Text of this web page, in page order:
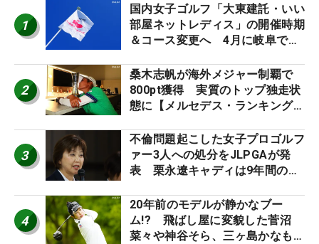
1
国内女子ゴルフ「大東建託・いい
部屋ネットレディス」の開催時期
＆コース変更へ 4月に岐阜で開
2
桑木志帆が海外メジャー制覇で
800pt獲得 実質のトップ独走状
態に【メルセデス・ランキング番
3
不倫問題起こした女子プロゴルフ
ァー3人への処分をJLPGAが発
表 栗永遼キャディは9年間の立
4
20年前のモデルが静かなブー
ム!? 飛ばし屋に変貌した菅沼
菜々や神谷そら、三ヶ島かなも使